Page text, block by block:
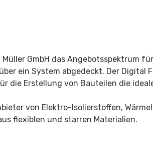
GmbH das Angebotsspektrum
ein System abgedeckt. Der Digital
die Erstellung von Bauteilen die
von Elektro-Isolierstoffen,
flexiblen und starren Materialien.